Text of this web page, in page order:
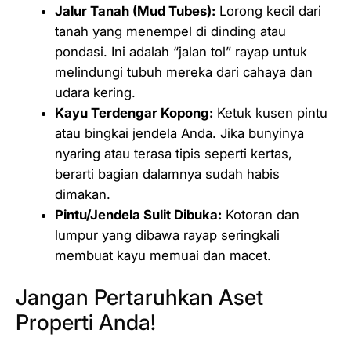
Jalur Tanah (Mud Tubes): Lorong kecil dari
tanah yang menempel di dinding atau
pondasi. Ini adalah “jalan tol” rayap untuk
melindungi tubuh mereka dari cahaya dan
udara kering.
Kayu Terdengar Kopong: Ketuk kusen pintu
atau bingkai jendela Anda. Jika bunyinya
nyaring atau terasa tipis seperti kertas,
berarti bagian dalamnya sudah habis
dimakan.
Pintu/Jendela Sulit Dibuka: Kotoran dan
lumpur yang dibawa rayap seringkali
membuat kayu memuai dan macet.
Jangan Pertaruhkan Aset
Properti Anda!